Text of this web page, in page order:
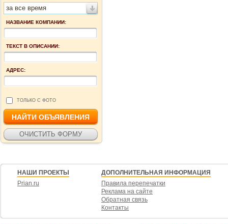
за все время
НАЗВАНИЕ КОМПАНИИ:
ТЕКСТ В ОПИСАНИИ:
АДРЕС:
ТОЛЬКО С ФОТО
НАШИ ПРОЕКТЫ
Prian.ru
ДОПОЛНИТЕЛЬНАЯ ИНФОРМАЦИЯ
Правила перепечатки
Реклама на сайте
Обратная связь
Контакты